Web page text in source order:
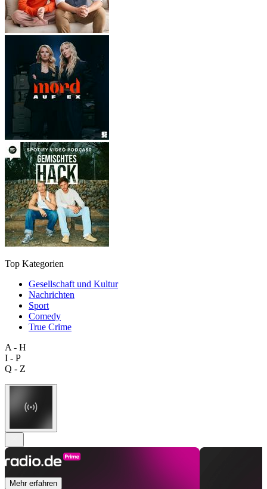
Top Kategorien
Gesellschaft und Kultur
Nachrichten
Sport
Comedy
True Crime
A - H
I - P
Q - Z
Mehr erfahren